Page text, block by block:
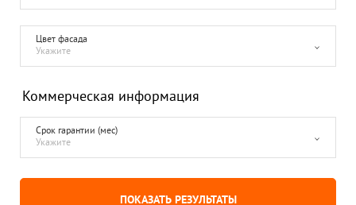
Цвет фасада
Укажите
Коммерческая информация
Срок гарантии (мес)
Укажите
ПОКАЗАТЬ РЕЗУЛЬТАТЫ